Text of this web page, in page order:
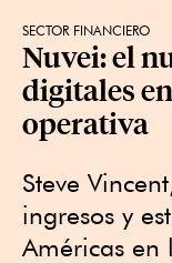
SECTOR FINANCIERO
Nuvei: el
digitales
operativa
Steve
ingresos y
Américas en